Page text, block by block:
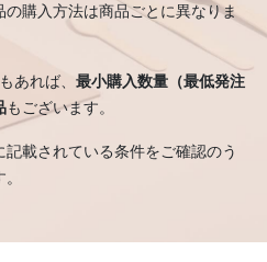
購入方法は商品ごとに異なりま
もあれば、 最小購入数量（最低発注
もございます。
載されている条件をご確認のう